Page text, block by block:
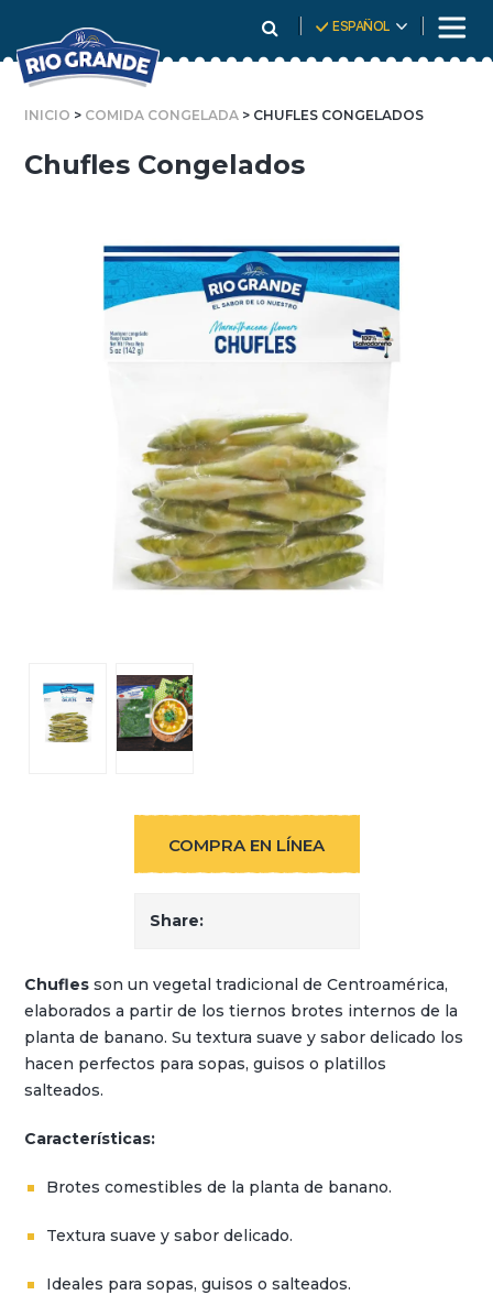
To
Content
ESPAÑOL
INICIO > COMIDA CONGELADA > CHUFLES CONGELADOS
Chufles Congelados
Chufles son un vegetal tradicional de Centroamérica,
elaborados a partir de los tiernos brotes internos de la
planta de banano. Su textura suave y sabor delicado los
hacen perfectos para sopas, guisos o platillos
salteados.
Características:
Brotes comestibles de la planta de banano.
Textura suave y sabor delicado.
Ideales para sopas, guisos o salteados.
COMPRA EN LÍNEA
Share: